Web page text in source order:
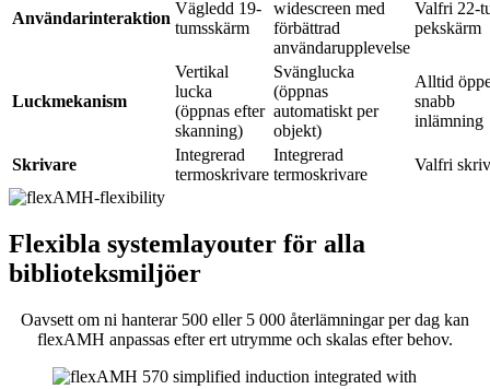
Användarinteraktion
Vägledd 19-
tumsskärm
widescreen med
förbättrad
användarupplevelse
Valfri 22-
pekskärm
Luckmekanism
Vertikal
lucka
(öppnas efter
skanning)
Svänglucka
(öppnas
automatiskt per
objekt)
Alltid
snabb
inlämning
Skrivare
Integrerad
termoskrivare
Integrerad
termoskrivare
Valfri
Flexibla systemlayouter för alla
biblioteksmiljöer
Oavsett om ni hanterar 500 eller 5 000 återlämningar per dag kan
flexAMH anpassas efter ert utrymme och skalas efter behov.